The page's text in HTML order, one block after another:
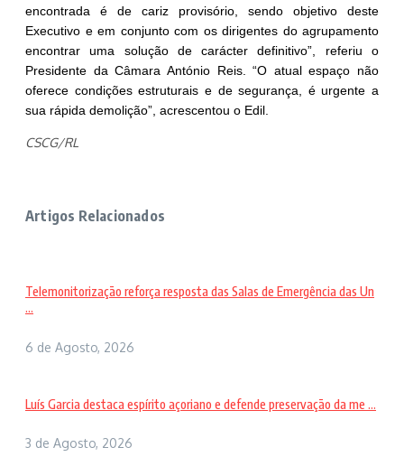
encontrada é de cariz provisório, sendo objetivo deste
Executivo e em conjunto com os dirigentes do agrupamento
encontrar uma solução de carácter definitivo”, referiu o
Presidente da Câmara António Reis. “O atual espaço não
oferece condições estruturais e de segurança, é urgente a
sua rápida demolição”, acrescentou o Edil.
CSCG/RL
Artigos Relacionados
Telemonitorização reforça resposta das Salas de Emergência das Un
...
6 de Agosto, 2026
Luís Garcia destaca espírito açoriano e defende preservação da me ...
3 de Agosto, 2026